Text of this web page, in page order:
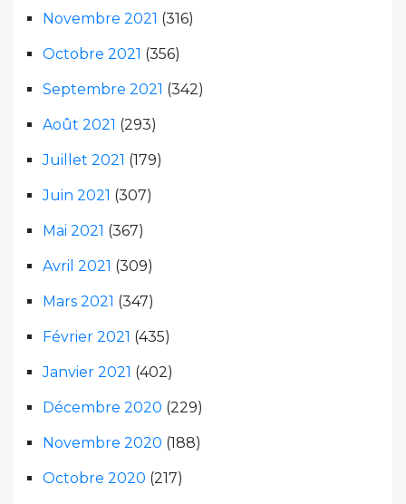
Novembre 2021 (316)
Octobre 2021 (356)
Septembre 2021 (342)
Août 2021 (293)
Juillet 2021 (179)
Juin 2021 (307)
Mai 2021 (367)
Avril 2021 (309)
Mars 2021 (347)
Février 2021 (435)
Janvier 2021 (402)
Décembre 2020 (229)
Novembre 2020 (188)
Octobre 2020 (217)